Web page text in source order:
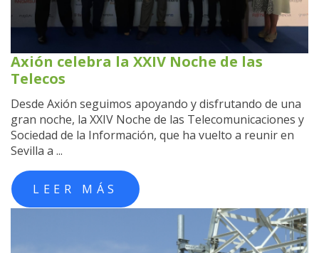
Axión celebra la XXIV Noche de las
Telecos
Desde Axión seguimos apoyando y disfrutando de una
gran noche, la XXIV Noche de las Telecomunicaciones y
Sociedad de la Información, que ha vuelto a reunir en
Sevilla a ...
LEER MÁS